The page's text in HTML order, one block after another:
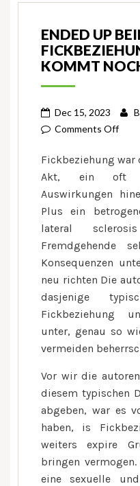
ENDED UP
KOMMT
Dec 15, 2023
Comments Offon
up
being
wird
&
noch
sera?
Fickbeziehung war
Akt, ein oft zu
Auswirkungen
Plus ein
lateral
Fremdgehende
Konsequenzen
neu richten Die
dasjenige
Fickbeziehung
unter, genau so
vermeiden
Vor wir die
diesem typischen
abgeben, war es
haben, is
weiters expire
bringen
eine sexuelle